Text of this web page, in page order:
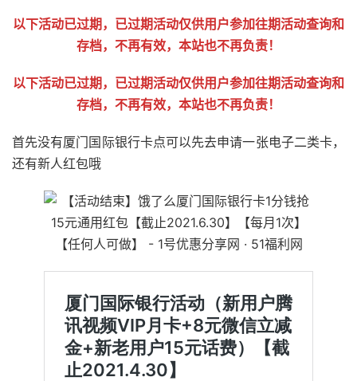
以下活动已过期，已过期活动仅供用户参加往期活动查询和
存档，不再有效，本站也不再负责！
以下活动已过期，已过期活动仅供用户参加往期活动查询和
存档，不再有效，本站也不再负责！
首先没有厦门国际银行卡点可以先去申请一张电子二类卡，
还有新人红包哦